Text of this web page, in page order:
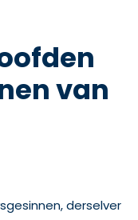
van
derselver